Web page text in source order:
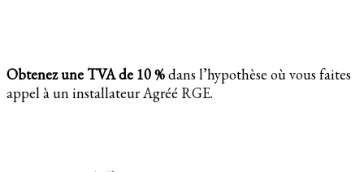
Obtenez une TVA de 10 %dans l’hypothèse où vous faites
appel à un installateur Agréé RGE.